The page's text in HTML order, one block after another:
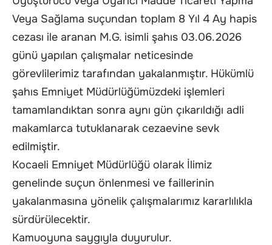
Veya Sağlama suçundan toplam 8 Yıl 4 Ay hapis
cezası ile aranan M.G. isimli şahıs 03.06.2026
günü yapılan çalışmalar neticesinde
görevlilerimiz tarafından yakalanmıştır. Hükümlü
şahıs Emniyet Müdürlüğümüzdeki işlemleri
tamamlandıktan sonra aynı gün çıkarıldığı adli
makamlarca tutuklanarak cezaevine sevk
edilmiştir.
Kocaeli Emniyet Müdürlüğü olarak İlimiz
genelinde suçun önlenmesi ve faillerinin
yakalanmasına yönelik çalışmalarımız kararlılıkla
sürdürülecektir.
Kamuoyuna saygıyla duyurulur.